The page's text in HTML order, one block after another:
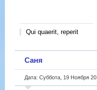
Qui quaerit, reperit
Саня
Дата: Суббота, 19 Ноября